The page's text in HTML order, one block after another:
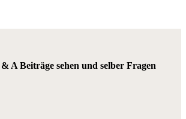
A Beiträge sehen und selber Fragen